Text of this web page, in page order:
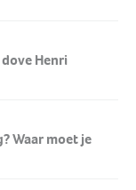
Henri
Waar moet je